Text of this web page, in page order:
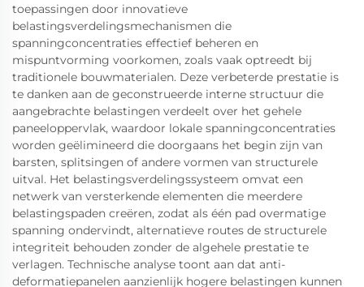
toepassingen door innovatieve
belastingsverdelingsmechanismen die
spanningconcentraties effectief beheren en
mispuntvorming voorkomen, zoals vaak optreedt bij
traditionele bouwmaterialen. Deze verbeterde prestatie is
te danken aan de geconstrueerde interne structuur die
aangebrachte belastingen verdeelt over het gehele
paneeloppervlak, waardoor lokale spanningconcentraties
worden geëlimineerd die doorgaans het begin zijn van
barsten, splitsingen of andere vormen van structurele
uitval. Het belastingsverdelingssysteem omvat een
netwerk van versterkende elementen die meerdere
belastingspaden creëren, zodat als één pad overmatige
spanning ondervindt, alternatieve routes de structurele
integriteit behouden zonder de algehele prestatie te
verlagen. Technische analyse toont aan dat anti-
deformatiepanelen aanzienlijk hogere belastingen kunnen